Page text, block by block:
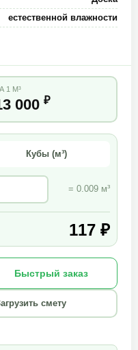
естественной влажности
1 М³
000 ₽
Кубы (м³)
= 0.009 м³
117 ₽
Быстрый заказ
смету